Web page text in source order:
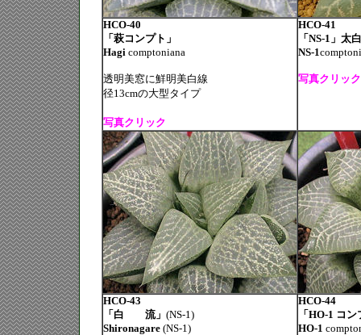
HCO-40
「萩コンプト」
Hagi comptoniana
透明美窓に鮮明美白線
径13cmの大型タイプ
写真クリック
HCO-41
「NS-1」太
NS-1
写真クリック
HCO-43
「白 流」 (NS-1)
Shironagare (NS-1)
HCO-44
「HO-1 コ
HO-1